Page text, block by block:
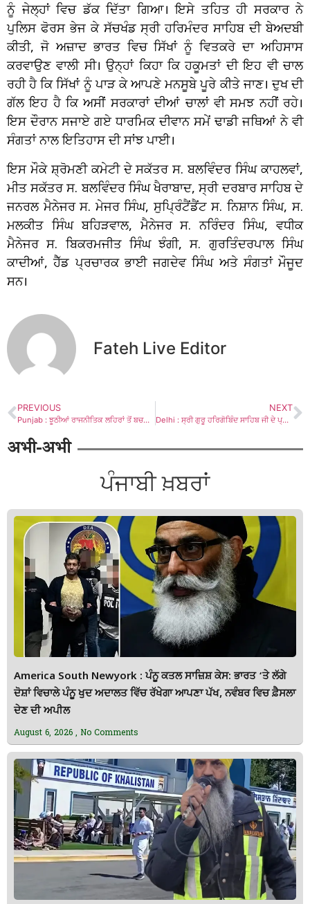
ਨੂੰ ਜੇਲ੍ਹਾਂ ਵਿਚ ਡੱਕ ਦਿੱਤਾ ਗਿਆ। ਇਸੇ ਤਹਿਤ ਹੀ ਸਰਕਾਰ ਨੇ
ਪੁਲਿਸ ਫੋਰਸ ਭੇਜ ਕੇ ਸੱਚਖੰਡ ਸ੍ਰੀ ਹਰਿਮੰਦਰ ਸਾਹਿਬ ਦੀ ਬੇਅਦਬੀ
ਕੀਤੀ, ਜੋ ਅਜ਼ਾਦ ਭਾਰਤ ਵਿਚ ਸਿੱਖਾਂ ਨੂੰ ਵਿਤਕਰੇ ਦਾ ਅਹਿਸਾਸ
ਕਰਵਾਉਣ ਵਾਲੀ ਸੀ। ਉਨ੍ਹਾਂ ਕਿਹਾ ਕਿ ਹਕੂਮਤਾਂ ਦੀ ਇਹ ਵੀ ਚਾਲ
ਰਹੀ ਹੈ ਕਿ ਸਿੱਖਾਂ ਨੂੰ ਪਾੜ ਕੇ ਆਪਣੇ ਮਨਸੂਬੇ ਪੂਰੇ ਕੀਤੇ ਜਾਣ। ਦੁਖ ਦੀ
ਗੱਲ ਇਹ ਹੈ ਕਿ ਅਸੀਂ ਸਰਕਾਰਾਂ ਦੀਆਂ ਚਾਲਾਂ ਵੀ ਸਮਝ ਨਹੀਂ ਰਹੇ।
ਇਸ ਦੌਰਾਨ ਸਜਾਏ ਗਏ ਧਾਰਮਿਕ ਦੀਵਾਨ ਸਮੇਂ ਢਾਡੀ ਜਥਿਆਂ ਨੇ ਵੀ
ਸੰਗਤਾਂ ਨਾਲ ਇਤਿਹਾਸ ਦੀ ਸਾਂਝ ਪਾਈ।
ਇਸ ਮੌਕੇ ਸ਼੍ਰੋਮਣੀ ਕਮੇਟੀ ਦੇ ਸਕੱਤਰ ਸ. ਬਲਵਿੰਦਰ ਸਿੰਘ ਕਾਹਲਵਾਂ,
ਮੀਤ ਸਕੱਤਰ ਸ. ਬਲਵਿੰਦਰ ਸਿੰਘ ਖੈਰਾਬਾਦ, ਸ੍ਰੀ ਦਰਬਾਰ ਸਾਹਿਬ ਦੇ
ਜਨਰਲ ਮੈਨੇਜਰ ਸ. ਮੇਜਰ ਸਿੰਘ, ਸੁਪ੍ਰਿੰਟੈਂਡੈਂਟ ਸ. ਨਿਸ਼ਾਨ ਸਿੰਘ, ਸ.
ਮਲਕੀਤ ਸਿੰਘ ਬਹਿੜਵਾਲ, ਮੈਨੇਜਰ ਸ. ਨਰਿੰਦਰ ਸਿੰਘ, ਵਧੀਕ
ਮੈਨੇਜਰ ਸ. ਬਿਕਰਮਜੀਤ ਸਿੰਘ ਝੰਗੀ, ਸ. ਗੁਰਤਿੰਦਰਪਾਲ ਸਿੰਘ
ਕਾਦੀਆਂ, ਹੈੱਡ ਪ੍ਰਚਾਰਕ ਭਾਈ ਜਗਦੇਵ ਸਿੰਘ ਅਤੇ ਸੰਗਤਾਂ ਮੌਜੂਦ
ਸਨ।
Fateh Live Editor
PREVIOUS
Punjab : ਝੂਠੀਆਂ ਰਾਜਨੀਤਿਕ ਲਹਿਰਾਂ ਤੋਂ ਬਚਦਿਆਂ, ਸਮਾਨਤਾ ਦੀ ਲੜਾਈ ਨੂੰ ਕੀਤਾ ਜਾਏ ਮਜ਼ਬੂਤ: ਜੀਵਨ ਸਿੰਘ ਤਾਮਿਲ
NEXT
Delhi : ਸ੍ਰੀ ਗੁਰੂ ਹਰਿਗੋਬਿੰਦ ਸਾਹਿਬ ਜੀ ਦੇ ਪ੍ਰਕਾਸ਼ ਪੁਰਬ ਮੌਕੇ ਲਗਾਇਆ ਗਿਆ ਵਿਸ਼ਾਲ ਗੁਰੂ ਕਾ ਲੰਗਰ
अभी-अभी
ਪੰਜਾਬੀ ਖ਼ਬਰਾਂ
America South Newyork : ਪੰਨੂ ਕਤਲ ਸਾਜ਼ਿਸ਼ ਕੇਸ: ਭਾਰਤ ‘ਤੇ ਲੱਗੇ
ਦੋਸ਼ਾਂ ਵਿਚਾਲੇ ਪੰਨੂ ਖੁਦ ਅਦਾਲਤ ਵਿੱਚ ਰੱਖੇਗਾ ਆਪਣਾ ਪੱਖ, ਨਵੰਬਰ ਵਿਚ ਫ਼ੈਸਲਾ
ਦੇਣ ਦੀ ਅਪੀਲ
August 6, 2026 No Comments